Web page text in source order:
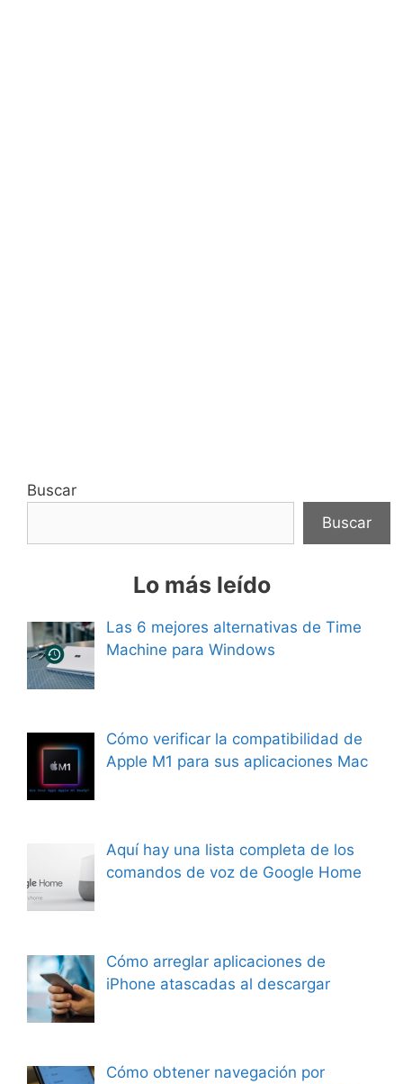
Buscar
Buscar
Lo más leído
Las 6 mejores alternativas de Time
Machine para Windows
Cómo verificar la compatibilidad de
Apple M1 para sus aplicaciones Mac
Aquí hay una lista completa de los
comandos de voz de Google Home
Cómo arreglar aplicaciones de
iPhone atascadas al descargar
Cómo obtener navegación por